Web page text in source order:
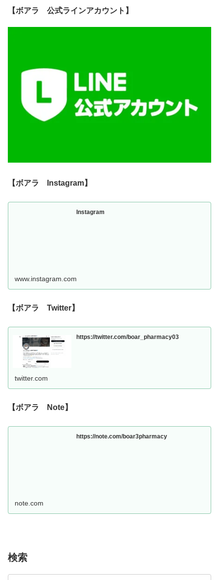
【ボアラ 公式ラインアカウント】
【ボアラ Instagram】
Instagram
www.instagram.com
【ボアラ Twitter】
https://twitter.com/boar_pharmacy03
twitter.com
【ボアラ Note】
https://note.com/boar3pharmacy
note.com
検索